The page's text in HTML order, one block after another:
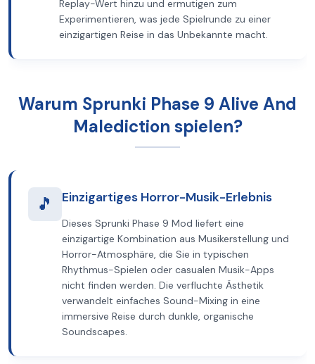
Replay-Wert hinzu und ermutigen zum
Experimentieren, was jede Spielrunde zu einer
einzigartigen Reise in das Unbekannte macht.
Warum Sprunki Phase 9 Alive And
Malediction spielen?
🎵 Einzigartiges Horror-Musik-Erlebnis
Dieses Sprunki Phase 9 Mod liefert eine
einzigartige Kombination aus Musikerstellung und
Horror-Atmosphäre, die Sie in typischen
Rhythmus-Spielen oder casualen Musik-Apps
nicht finden werden. Die verfluchte Ästhetik
verwandelt einfaches Sound-Mixing in eine
immersive Reise durch dunkle, organische
Soundscapes.